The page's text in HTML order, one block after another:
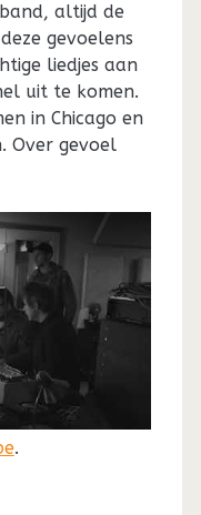
altijd de
gevoelens
liedjes aan
uit te komen.
in Chicago en
Over gevoel
.